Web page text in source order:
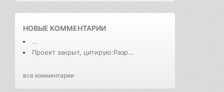
НОВЫЕ КОММЕНТАРИИ
...
Проект закрыт, цитирую:Разр...
все комментарии